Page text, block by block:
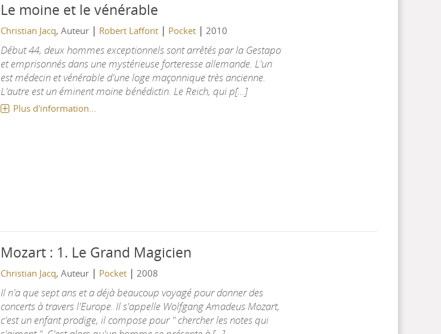
Le moine et le vénérable
Christian Jacq, Auteur | Robert Laffont| Pocket| 2010
Début 44, deux hommes exceptionnels sont arrêtés par la Gestapo
et emprisonnés dans une mystérieuse forteresse allemande. L'un
est médecin et vénérable d'une loge maçonnique très ancienne.
L'autre est un éminent moine bénédictin. Le Reich, qui p[...]
Plus d'information...
Mozart : 1. Le Grand Magicien
Christian Jacq, Auteur | Pocket| 2008
Il n'a que sept ans et a déjà beaucoup voyagé pour donner des
concerts à travers l'Europe. Il s'appelle Wolfgang Amadeus Mozart,
c'est un enfant prodige, il compose pour " chercher les notes qui